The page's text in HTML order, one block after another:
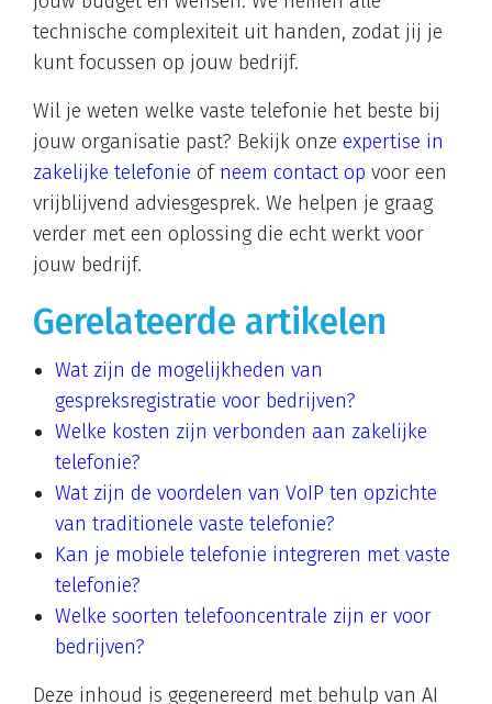
technische complexiteit uit handen, zodat jij je
kunt focussen op jouw bedrijf.
Wil je weten welke vaste telefonie het beste bij
jouw organisatie past? Bekijk onze expertise in
zakelijke telefonie of neem contact op voor een
vrijblijvend adviesgesprek. We helpen je graag
verder met een oplossing die echt werkt voor
jouw bedrijf.
Gerelateerde artikelen
Wat zijn de mogelijkheden van
gespreksregistratie voor bedrijven?
Welke kosten zijn verbonden aan zakelijke
telefonie?
Wat zijn de voordelen van VoIP ten opzichte
van traditionele vaste telefonie?
Kan je mobiele telefonie integreren met vaste
telefonie?
Welke soorten telefooncentrale zijn er voor
bedrijven?
Deze inhoud is gegenereerd met behulp van AI